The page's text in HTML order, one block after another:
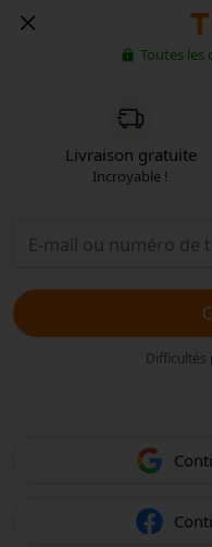
Toutes les
Livraison gratuite
Incroyable !
Difficultés